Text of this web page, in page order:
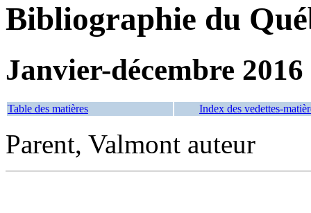
Bibliographie du
Janvier-décembre 2016
Table des matières Index des vedettes-
Parent, Valmont auteur